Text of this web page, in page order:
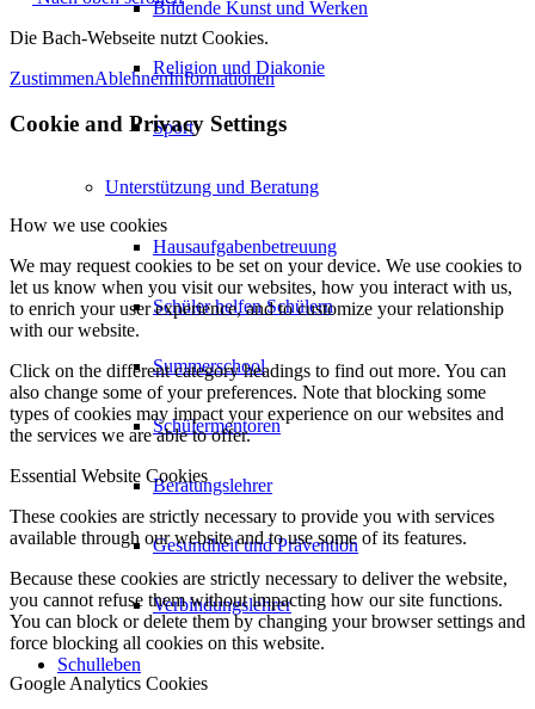
Bildende Kunst und Werken
Religion und Diakonie
Sport
Unterstützung und Beratung
Hausaufgabenbetreuung
Schüler helfen Schülern
Summerschool
Schülermentoren
Beratungslehrer
Gesundheit und Prävention
Verbindungslehrer
Schulleben
Die Bach-Webseite nutzt Cookies.
ZustimmenAblehnenInformationen
Cookie and Privacy Settings
How we use cookies
We may request cookies to be set on your device. We use cookies to
let us know when you visit our websites, how you interact with us,
to enrich your user experience, and to customize your relationship
with our website.
Click on the different category headings to find out more. You can
also change some of your preferences. Note that blocking some
types of cookies may impact your experience on our websites and
the services we are able to offer.
Essential Website Cookies
These cookies are strictly necessary to provide you with services
available through our website and to use some of its features.
Because these cookies are strictly necessary to deliver the website,
you cannot refuse them without impacting how our site functions.
You can block or delete them by changing your browser settings and
force blocking all cookies on this website.
Google Analytics Cookies